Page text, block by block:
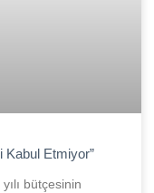
Kabul Etmiyor”
bütçesinin